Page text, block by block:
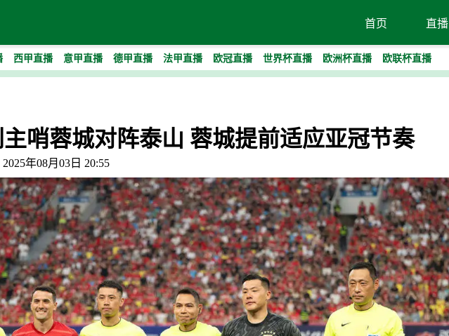
首页 直播
西甲直播 意甲直播 德甲直播 法甲直播 欧冠直播 世界杯直播 欧洲杯直播 欧联杯直播
哨蓉城对阵泰山 蓉城提前适应亚冠节奏
年08月03日 20:55